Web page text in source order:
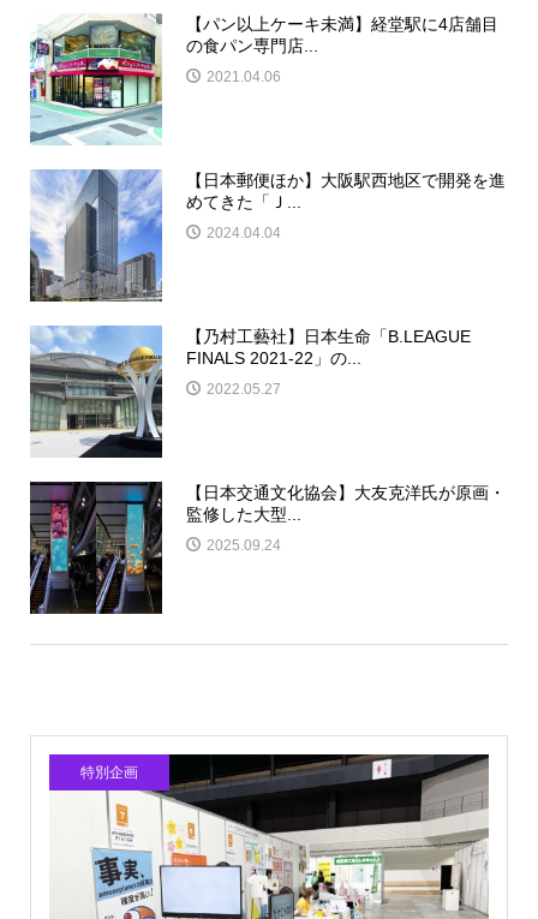
【パン以上ケーキ未満】経堂駅に4店舗目
の食パン専門店...
2021.04.06
【日本郵便ほか】大阪駅西地区で開発を進
めてきた「Ｊ...
2024.04.04
【乃村工藝社】日本生命「B.LEAGUE
FINALS 2021-22」の...
2022.05.27
【日本交通文化協会】大友克洋氏が原画・
監修した大型...
2025.09.24
特別企画